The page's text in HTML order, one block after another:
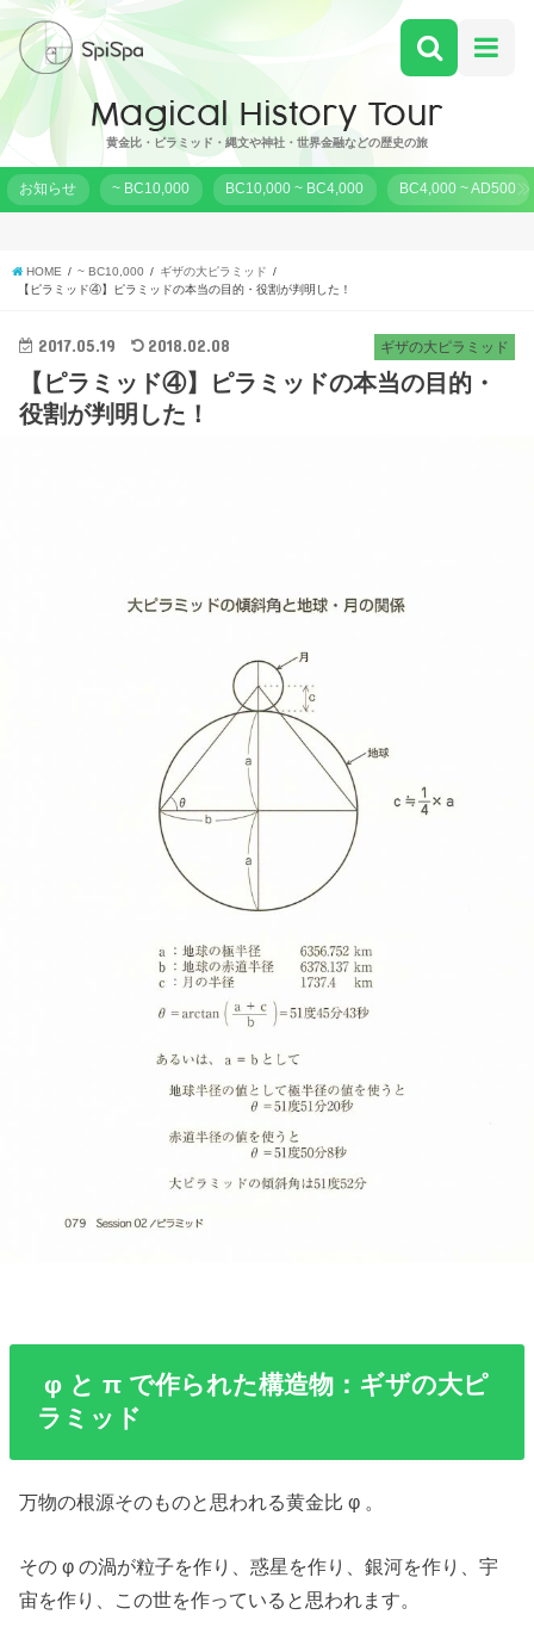
黄金比・ピラミッド・縄文や神社・世界金融などの歴史の旅
お知らせ ~ BC10,000 BC10,000 ~ BC4,000 BC4,000 ~ AD500
HOME ~ BC10,000
ギザの大ピラミッド
【ピラミッド④】ピラミッドの本当の目的・役割が判明した！
ギザの大ピラミッド
2017.05.19 2018.02.08
【ピラミッド④】ピラミッドの本当の目的・
役割が判明した！
φ と π で作られた構造物：ギザの大ピ
ラミッド
万物の根源そのものと思われる黄金比 φ 。
その φ の渦が粒子を作り、惑星を作り、銀河を作り、宇
宙を作り、この世を作っていると思われます。